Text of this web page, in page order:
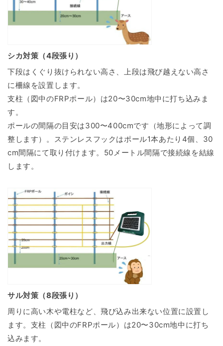
シカ対策（4段張り）
下段はくぐり抜けられない高さ、上段は飛び越えない高さ
に柵線を設置します。
支柱（図中のFRPポール）は20〜30cm地中に打ち込みま
す。
ポールの間隔の目安は300〜400cmです（地形によって調
整します）。ステンレスフックはポール1本あたり4個、30
cm間隔にて取り付けます。50メートル間隔で接続線を結線
します。
サル対策（8段張り）
周りに高い木や電柱など、飛び込み出来ない位置に設置し
ます。支柱（図中のFRPポール）は20〜30cm地中に打ち
込みます。